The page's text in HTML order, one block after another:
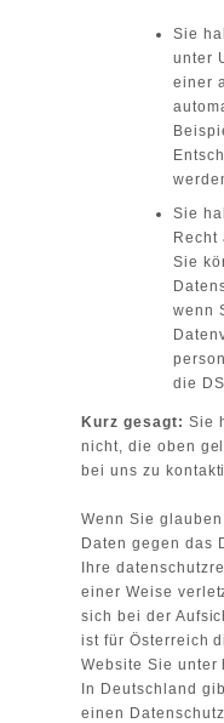
Sie
unter
einer
Sie
Recht
Sie
wenn
die
Kurz gesagt: Sie
nicht, die oben
bei uns zu
Wenn Sie
Daten gegen das
Ihre
einer Weise
sich bei der
ist für Österreich
Website Sie unter
In Deutschland
einen